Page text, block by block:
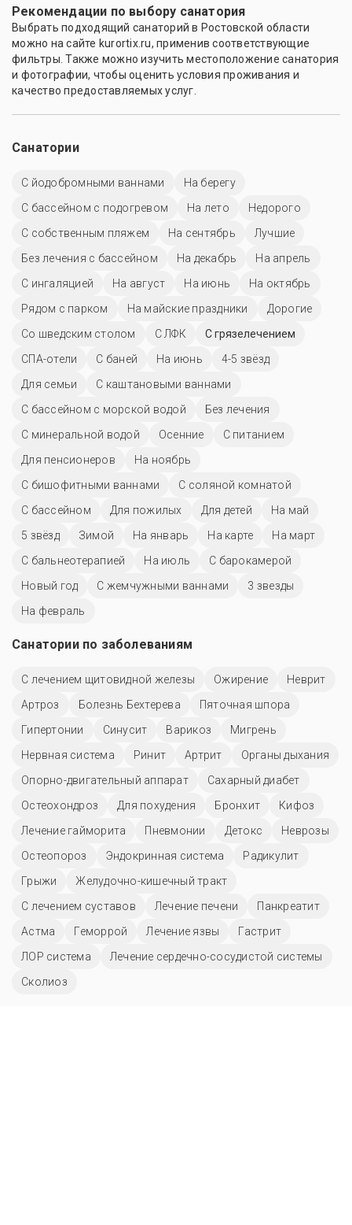
Рекомендации по выбору санатория
Выбрать подходящий санаторий в Ростовской области
можно на сайте kurortix.ru, применив соответствующие
фильтры. Также можно изучить местоположение санатория
и фотографии, чтобы оценить условия проживания и
качество предоставляемых услуг.
Санатории
С йодобромными ваннами
На берегу
С бассейном с подогревом
На лето
Недорого
С собственным пляжем
На сентябрь
Лучшие
Без лечения с бассейном
На декабрь
На апрель
С ингаляцией
На август На июнь
На октябрь
Рядом с парком
На майские праздники
Дорогие
Со шведским столом
С ЛФК
С грязелечением
СПА-отели
С баней На июнь
4-5 звёзд
Для семьи
С каштановыми ваннами
С бассейном с морской водой
Без лечения
С минеральной водой
Осенние
С питанием
Для пенсионеров
На ноябрь
С бишофитными ваннами
С соляной комнатой
C бассейном
Для пожилых Для детей
На май
5 звёзд
Зимой На январь На карте
На март
С бальнеотерапией
На июль
С барокамерой
Новый год
С жемчужными ваннами
3 звезды
На февраль
Санатории по заболеваниям
С лечением щитовидной железы Ожирение
Неврит
Артроз
Болезнь Бехтерева
Пяточная шпора
Гипертонии
Синусит Варикоз
Мигрень
Нервная система
Ринит Артрит
Органы дыхания
Опорно-двигательный аппарат
Сахарный диабет
Остеохондроз
Для похудения Бронхит
Кифоз
Лечение гайморита
Пневмонии Детокс
Неврозы
Остеопороз
Эндокринная система
Радикулит
Грыжи
Желудочно-кишечный тракт
С лечением суставов
Лечение печени
Панкреатит
Астма
Геморрой Лечение язвы
Гастрит
ЛОР система
Лечение сердечно-сосудистой системы
Сколиоз